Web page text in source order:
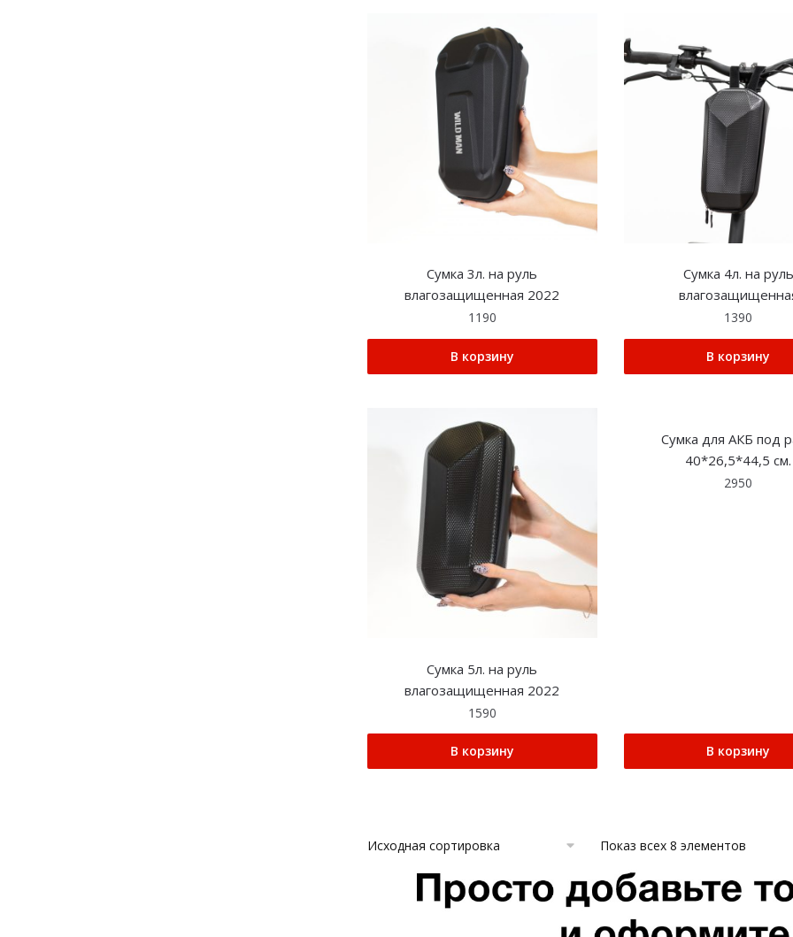
Сумка 3л. на руль
влагозащищенная 2022
1190
В корзину
Сумка 4л. на руль
1390
В корзину
Сумка 5л. на руль
влагозащищенная 2022
1590
В корзину
Сумка для АКБ под
40*26,5*44,5 см.
2950
В корзину
Показ всех 8 элементов